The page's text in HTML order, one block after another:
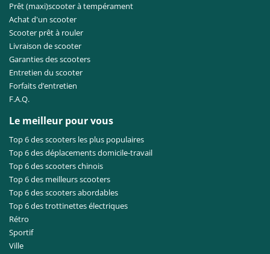
Prêt (maxi)scooter à tempérament
Achat d'un scooter
Scooter prêt à rouler
Livraison de scooter
Garanties des scooters
Entretien du scooter
Forfaits d’entretien
F.A.Q.
Le meilleur pour vous
Top 6 des scooters les plus populaires
Top 6 des déplacements domicile-travail
Top 6 des scooters chinois
Top 6 des meilleurs scooters
Top 6 des scooters abordables
Top 6 des trottinettes électriques
Rétro
Sportif
Ville